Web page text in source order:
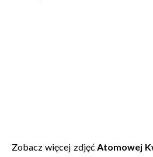
Zobacz więcej zdjęć Atomowej